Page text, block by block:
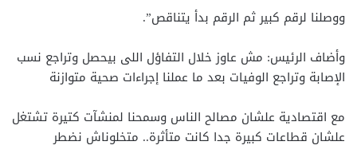
ووصلنا لرقم كبير ثم الرقم بدأ يتناقص”.
وأضاف الرئيس: مش عاوز خلال التفاؤل اللى بيحصل وتراجع نسب
الإصابة وتراجع الوفيات بعد ما عملنا إجراءات صحية متوازنة
مع اقتصادية علشان مصالح الناس وسمحنا لمنشآت كتيرة تشتغل
علشان قطاعات كبيرة جدا كانت متأثرة.. متخلوناش نضطر